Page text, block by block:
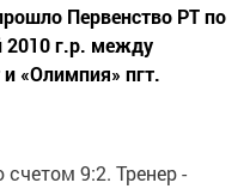
Первенство РТ по
г.р. между
«Олимпия» пгт.
9:2. Тренер -